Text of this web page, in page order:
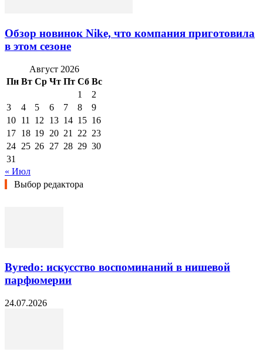
Обзор новинок Nike, что компания приготовила
в этом сезоне
Август 2026
Пн Вт Ср Чт Пт Сб Вс
1
2
3
4 5 6 7 8
9
10 11 12 13 14 15 16
17 18 19 20 21 22 23
24 25 26 27 28 29 30
31
« Июл
Выбор редактора
Byredo: искусство воспоминаний в нишевой
парфюмерии
24.07.2026